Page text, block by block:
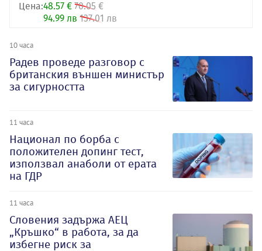
Цена:48.57 € 70.05 €
94.99 лв 137.01 лв
10 часа
Радев проведе разговор с
британския външен министър
за сигурността
11 часа
Национал по борба с
положителен допинг тест,
използвал анаболи от ерата
на ГДР
11 часа
Словения задържа АЕЦ
„Кръшко“ в работа, за да
избегне риск за